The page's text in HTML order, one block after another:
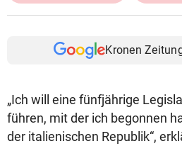
Kronen
„Ich will eine fünfjährige
führen, mit der ich begonnen
der italienischen Republik“,